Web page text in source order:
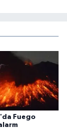
Fuego